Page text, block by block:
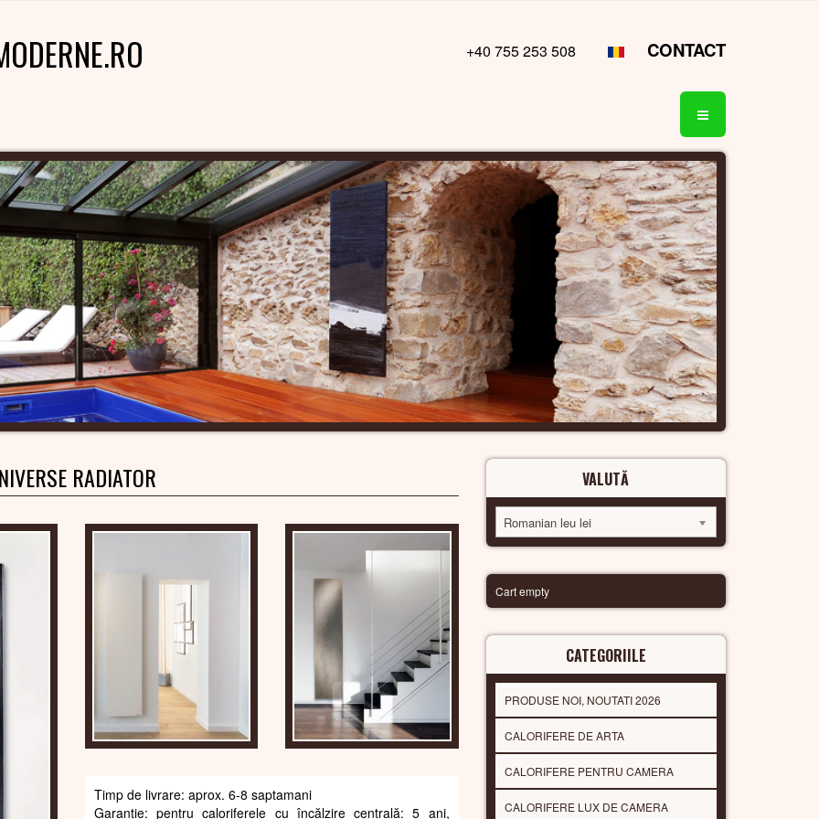
+40 755 253 508 CONTACT
RADIATOR
Timp de livrare: aprox. 6-8 saptamani
Garanție: pentru caloriferele cu încălzire centrală: 5 ani,
VALUTĂ
Romanian leu lei
Cart empty
CATEGORIILE
PRODUSE NOI, NOUTATI 2026
CALORIFERE DE ARTA
CALORIFERE PENTRU CAMERA
CALORIFERE LUX DE CAMERA